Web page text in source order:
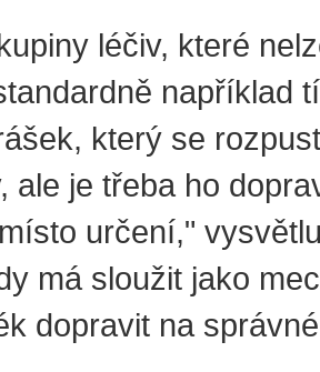
léčiv, které
například
který se
ale je třeba ho
určení,"
má sloužit jako
dopravit na